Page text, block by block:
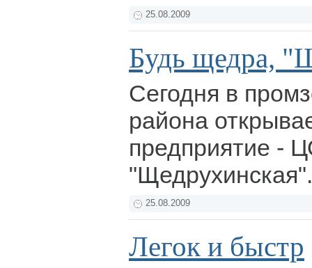
25.08.2009
Будь щедра,
Сегодня в
района
предприятие -
25.08.2009
Легок и быстр